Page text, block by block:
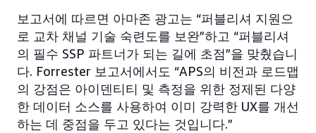
보고서에 따르면 아마존 광고는 “퍼블리셔 지원으
로 교차 채널 기술 숙련도를 보완”하고 “퍼블리셔
의 필수 SSP 파트너가 되는 길에 초점”을 맞췄습니
다. Forrester 보고서에서도 “APS의 비전과 로드맵
의 강점은 아이덴티티 및 측정을 위한 정제된 다양
한 데이터 소스를 사용하여 이미 강력한 UX를 개선
하는 데 중점을 두고 있다는 것입니다.”